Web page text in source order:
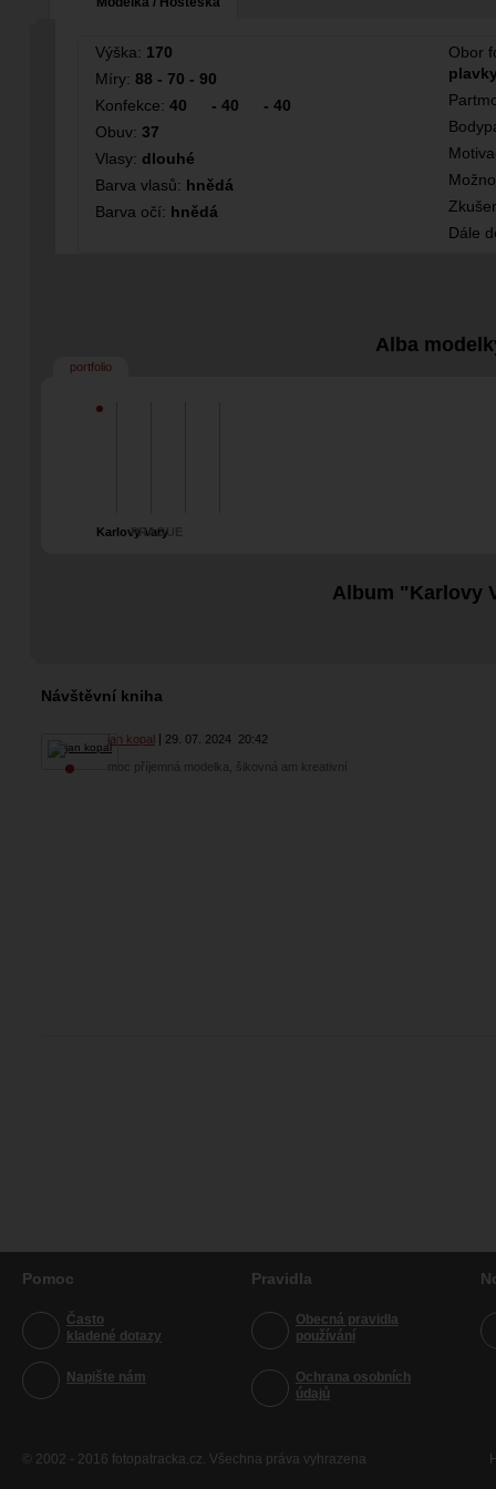
Výška: 170
Míry: 88 - 70 - 90
Konfekce: 40 - 40 - 40
Obuv: 37
Vlasy: dlouhé
Barva vlasů: hnědá
Barva očí: hnědá
Obor
Dále
Alba
portfolio
Karlovy Vary
PRAGUE
Album "Karlovy
Návštěvní kniha
jan kopal 29. 07. 2024 20:42
moc příjemná modelka, šikovná am kreativní
Pomoc
Často
kladené dotazy
Napište nám
Pravidla
Obecná pravidla
používání
Ochrana osobních
údajů
© 2002 - 2016 fotopatracka.cz. Všechna práva vyhrazena